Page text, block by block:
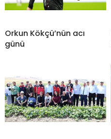
Orkun Kökçü’nün acı
günü